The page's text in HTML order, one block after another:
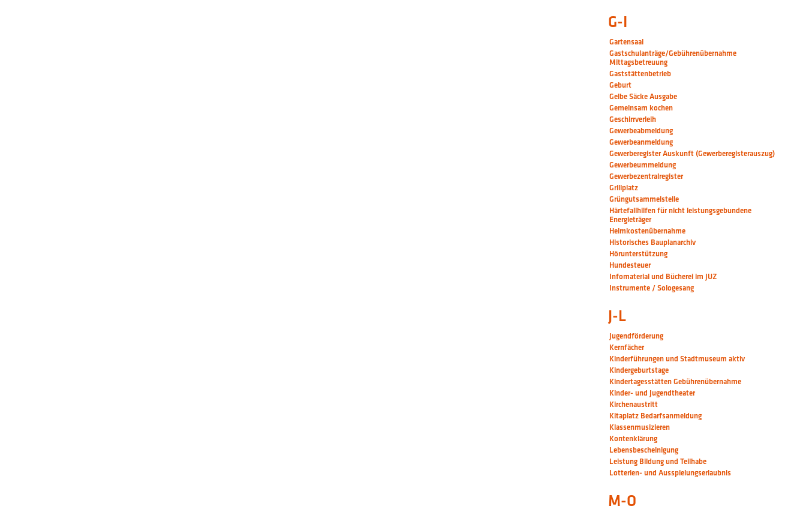
G-I
Gartensaal
Gastschulanträge/Gebührenübernahme
Mittagsbetreuung
Gaststättenbetrieb
Geburt
Gelbe Säcke Ausgabe
Gemeinsam kochen
Geschirrverleih
Gewerbeabmeldung
Gewerbeanmeldung
Gewerberegister Auskunft (Gewerberegisterauszug)
Gewerbeummeldung
Gewerbezentralregister
Grillplatz
Grüngutsammelstelle
Härtefallhilfen für nicht leistungsgebundene
Energieträger
Heimkostenübernahme
Historisches Bauplanarchiv
Hörunterstützung
Hundesteuer
Infomaterial und Bücherei im JUZ
Instrumente / Sologesang
J-L
Jugendförderung
Kernfächer
Kinderführungen und Stadtmuseum aktiv
Kindergeburtstage
Kindertagesstätten Gebührenübernahme
Kinder- und Jugendtheater
Kirchenaustritt
Kitaplatz Bedarfsanmeldung
Klassenmusizieren
Kontenklärung
Lebensbescheinigung
Leistung Bildung und Teilhabe
Lotterien- und Ausspielungserlaubnis
M-O